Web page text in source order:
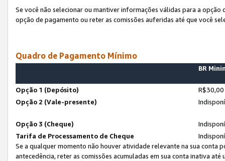
Se você não selecionar ou mantiver informações válidas para a
opção de pagamento ou reter as comissões auferidas até que você
Quadro de Pagamento Mínimo
BR
Opção 1 (Depósito)
R$30,00
Opção 2 (Vale-presente)
Opção 3 (Cheque)
Tarifa de Processamento de Cheque
Se a qualquer momento não houver atividade relevante na sua conta
antecedência, reter as comissões acumuladas em sua conta inativa